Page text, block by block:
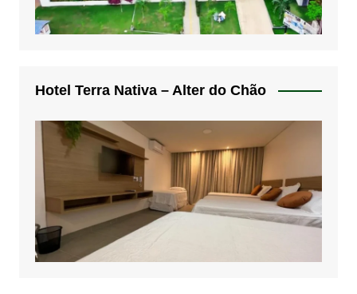
Hotel Terra Nativa – Alter do Chão